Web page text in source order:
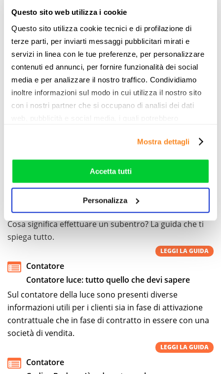
Questo sito web utilizza i cookie
Questo sito utilizza cookie tecnici e di profilazione di
terze parti, per inviarti messaggi pubblicitari mirati e
servizi in linea con le tue preferenze, per personalizzare
contenuti ed annunci, per fornire funzionalità dei social
media e per analizzare il nostro traffico. Condividiamo
inoltre informazioni sul modo in cui utilizza il nostro sito
con i nostri partner che si occupano di analisi dei dati
web, pubblicità e social media, i quali potrebbero
che hanno raccolto dal suo utilizzo dei loro servizi. Vedi
rifiutare o personalizzare il tuo consenso: cliccando sul
tasto "Accetta tutti”, selezionando le diverse categorie di
Mostra dettagli
Accetta tutti
Personalizza
[Torna all'indice]
Guide Luce e Gas
Contratti
Allaccio
Tutto quello che ti serve sapere sull'allacciamento della
fornitura di energia elettrica e gas.
LEGGI LA GUIDA
LEGGI LA GUIDA
Subentro
Cosa significa effettuare un subentro? La guida che ti
spiega tutto.
LEGGI LA GUIDA
Contatore
Contatore luce: tutto quello che devi sapere
Sul contatore della luce sono presenti diverse
informazioni utili per i clienti sia in fase di attivazione
contrattuale che in fase di contratto in essere con una
società di vendita.
LEGGI LA GUIDA
Contatore